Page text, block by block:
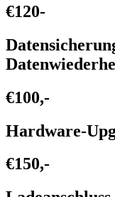
€120-
€100,-
Hardware-
€150,-